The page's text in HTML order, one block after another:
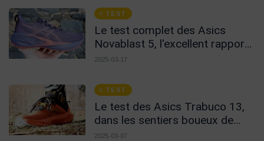
TEST
Le test complet des Asics
Novablast 5, l'excellent rapport
qualité prix !
2025-03-17
TEST
Le test des Asics Trabuco 13,
dans les sentiers boueux de
l'hiver Breton !
2025-03-07